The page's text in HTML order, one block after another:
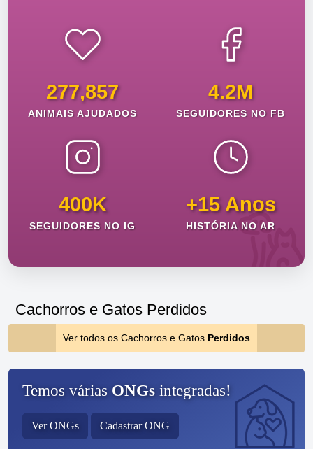
277,857
ANIMAIS AJUDADOS
4.2M
SEGUIDORES NO FB
400K
SEGUIDORES NO IG
+15 Anos
HISTÓRIA NO AR
Cachorros e Gatos Perdidos
Ver todos os Cachorros e Gatos Perdidos
Temos várias ONGs integradas!
Ver ONGs Cadastrar ONG